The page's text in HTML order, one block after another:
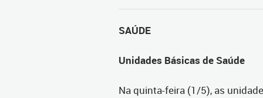
SAÚDE
Unidades Básicas de Saúde
Na quinta-feira (1/5), as